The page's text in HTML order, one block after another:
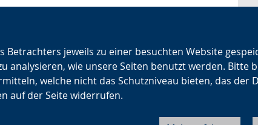
jeweils zu einer besuchten Website
wie unsere Seiten benutzt werden. Bitte
welche nicht das Schutzniveau bieten, das der
auf der Seite widerrufen.